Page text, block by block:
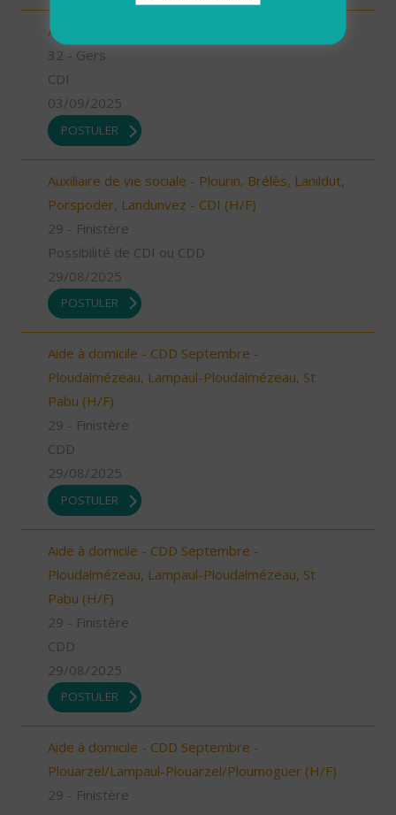
Aide à domicile - secteur Riscle (H/F)
32 - Gers
CDI
03/09/2025
POSTULER
Auxiliaire de vie sociale - Plourin, Brélès, Lanildut,
Porspoder, Landunvez - CDI (H/F)
29 - Finistère
Possibilité de CDI ou CDD
29/08/2025
POSTULER
Aide à domicile - CDD Septembre -
Ploudalmézeau, Lampaul-Ploudalmézeau, St
Pabu (H/F)
29 - Finistère
CDD
29/08/2025
POSTULER
Aide à domicile - CDD Septembre -
Ploudalmézeau, Lampaul-Ploudalmézeau, St
Pabu (H/F)
29 - Finistère
CDD
29/08/2025
POSTULER
Aide à domicile - CDD Septembre -
Plouarzel/Lampaul-Plouarzel/Ploumoguer (H/F)
29 - Finistère